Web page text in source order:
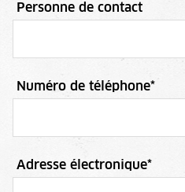
Personne de contact
Numéro de téléphone*
Adresse électronique*